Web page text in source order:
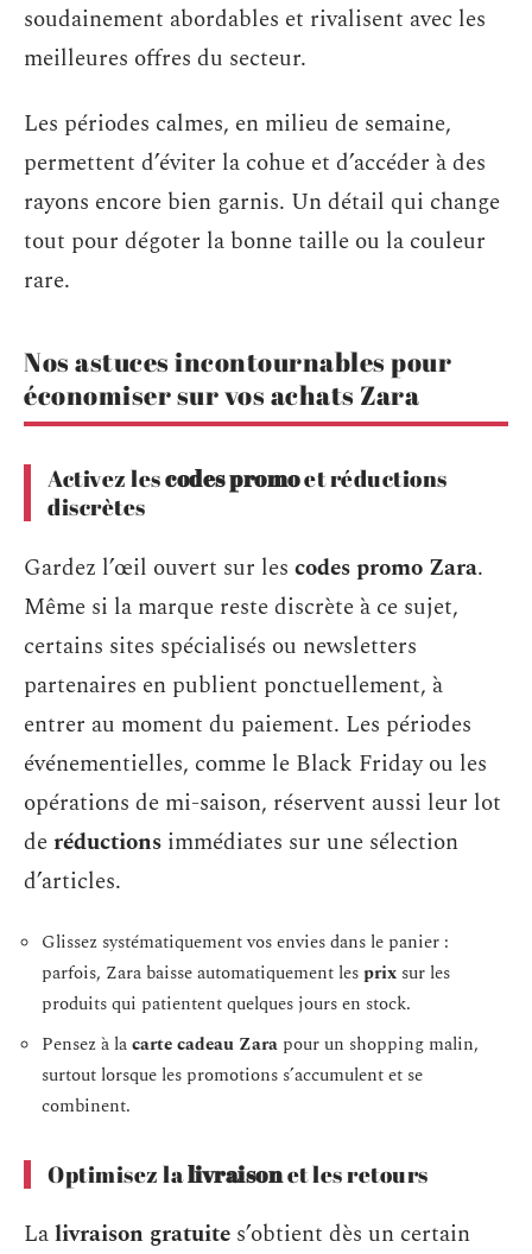
soudainement abordables et rivalisent avec les
meilleures offres du secteur.
Les périodes calmes, en milieu de semaine,
permettent d’éviter la cohue et d’accéder à des
rayons encore bien garnis. Un détail qui change
tout pour dégoter la bonne taille ou la couleur
rare.
Nos astuces incontournables pour
économiser sur vos achats Zara
Activez lescodes promoet réductions
discrètes
Gardez l’œil ouvert sur les codes promo Zara.
Même si la marque reste discrète à ce sujet,
certains sites spécialisés ou newsletters
partenaires en publient ponctuellement, à
entrer au moment du paiement. Les périodes
événementielles, comme le Black Friday ou les
opérations de mi-saison, réservent aussi leur lot
deréductions immédiates sur une sélection
d’articles.
Glissez systématiquement vos envies dans le panier :
parfois, Zara baisse automatiquement lesprix sur les
produits qui patientent quelques jours en stock.
Pensez à lacarte cadeau Zara pour un shopping malin,
surtout lorsque les promotions s’accumulent et se
combinent.
Optimisez lalivraisonet les retours
Lalivraison gratuite s’obtient dès un certain